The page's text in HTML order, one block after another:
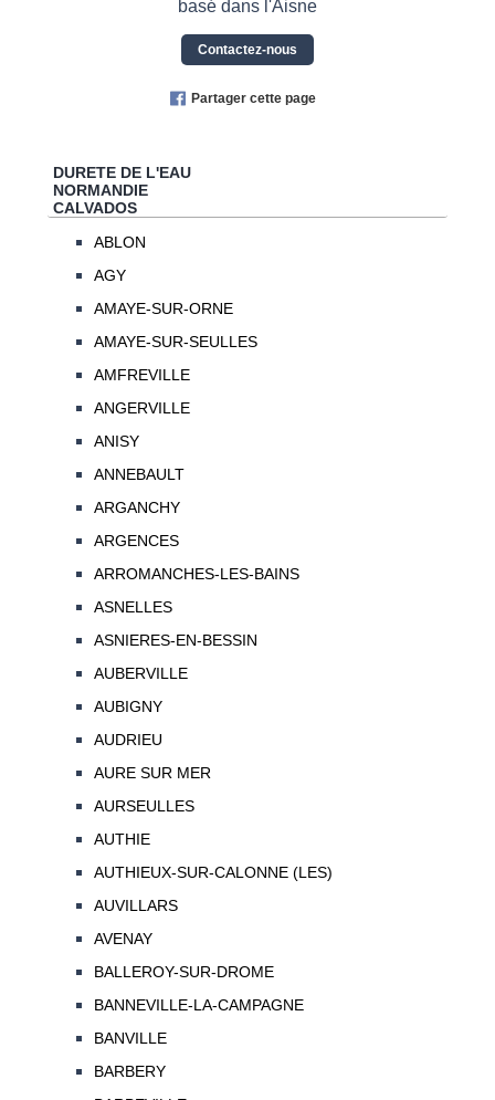
basé dans l'Aisne
Contactez-nous
Partager cette page
DURETE DE L'EAU
NORMANDIE
CALVADOS
ABLON
AGY
AMAYE-SUR-ORNE
AMAYE-SUR-SEULLES
AMFREVILLE
ANGERVILLE
ANISY
ANNEBAULT
ARGANCHY
ARGENCES
ARROMANCHES-LES-BAINS
ASNELLES
ASNIERES-EN-BESSIN
AUBERVILLE
AUBIGNY
AUDRIEU
AURE SUR MER
AURSEULLES
AUTHIE
AUTHIEUX-SUR-CALONNE (LES)
AUVILLARS
AVENAY
BALLEROY-SUR-DROME
BANNEVILLE-LA-CAMPAGNE
BANVILLE
BARBERY